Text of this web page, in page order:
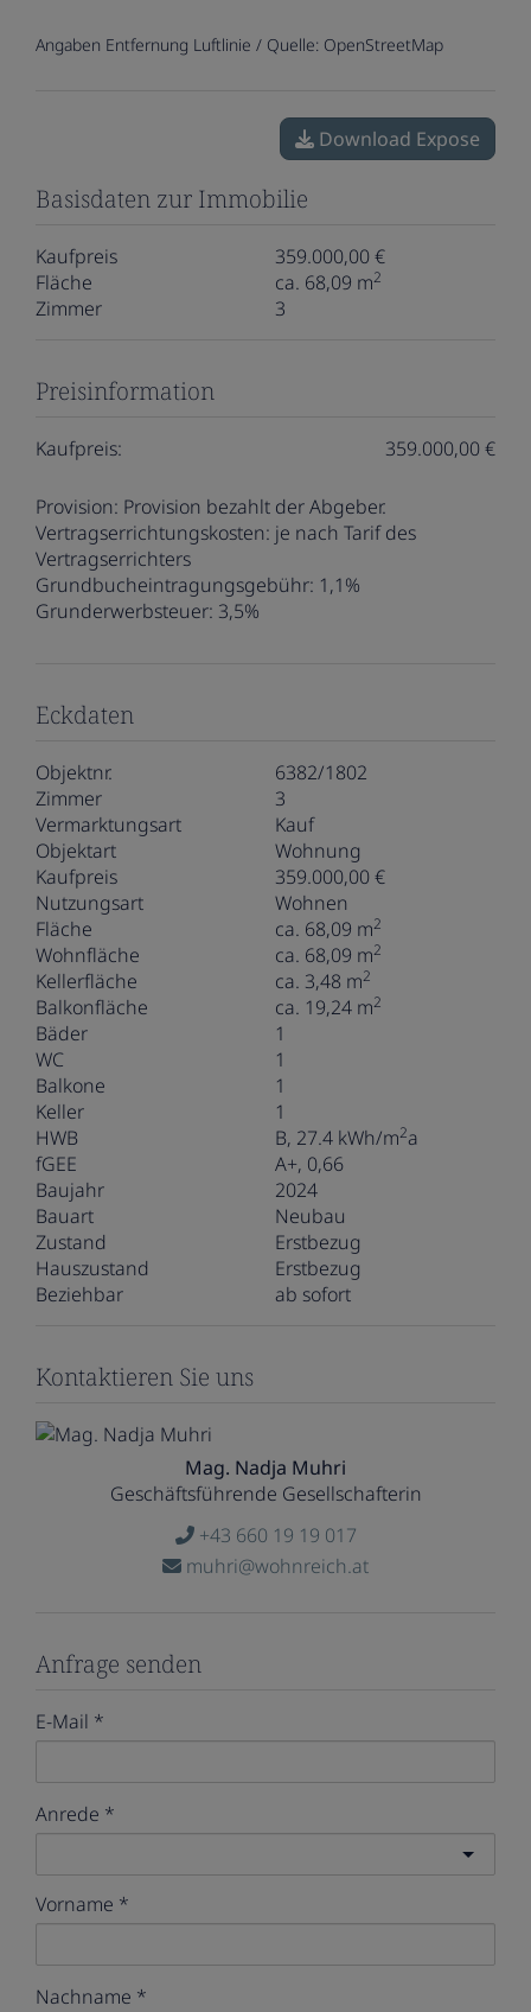
Angaben Entfernung Luftlinie / Quelle: OpenStreetMap
Download Expose
Basisdaten zur Immobilie
Kaufpreis
359.000,00 €
Fläche
ca. 68,09 m2
Zimmer 3
Preisinformation
Kaufpreis: 359.000,00 €
Provision: Provision bezahlt der Abgeber.
Vertragserrichtungskosten: je nach Tarif des
Vertragserrichters
Grundbucheintragungsgebühr: 1,1%
Grunderwerbsteuer: 3,5%
Eckdaten
Objektnr.
6382/1802
Zimmer
3
Vermarktungsart
Kauf
Objektart
Wohnung
Kaufpreis
359.000,00 €
Nutzungsart
Wohnen
Fläche
ca. 68,09 m2
Wohnfläche ca. 68,09 m2
Kellerfläche ca. 3,48 m2
Balkonfläche ca. 19,24 m2
Bäder
1
WC
1
Balkone
1
Keller
1
HWB
B, 27.4 kWh/m2a
fGEE
A+, 0,66
Baujahr
2024
Bauart
Neubau
Zustand
Erstbezug
Hauszustand
Erstbezug
Beziehbar
ab sofort
Kontaktieren Sie uns
Mag. Nadja Muhri
Geschäftsführende Gesellschafterin
+43 660 19 19 017
muhri@wohnreich.at
Anfrage senden
E-Mail
Anrede
Vorname
Nachname